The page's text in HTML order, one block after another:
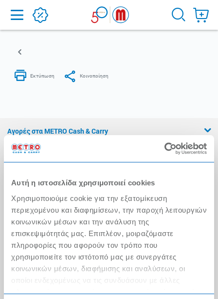
Αυτή η ιστοσελίδα χρησιμοποιεί cookies
Χρησιμοποιούμε cookie για την εξατομίκευση
περιεχομένου και διαφημίσεων, την παροχή λειτουργιών
κοινωνικών μέσων και την ανάλυση της
επισκεψιμότητάς μας. Επιπλέον, μοιραζόμαστε
πληροφορίες που αφορούν τον τρόπο που
χρησιμοποιείτε τον ιστότοπό μας με συνεργάτες
κοινωνικών μέσων, διαφήμισης και αναλύσεων, οι
οποίοι ενδεχομένως να τις συνδυάσουν με άλλες
πληροφορίες που τους έχετε παραχωρήσει ή τις οποίες
Home
Αγορές στα METRO Cash & Carry
Εμπειρία METRO Cash & Carry
Η Αλυσίδα
Press Kit
Ο λογαριασμός μου
Τα METRO Cash & Carry δίπλα σας
Εταιρική Κοινωνική Ευθύνη
METRO ΑΕΒΕ